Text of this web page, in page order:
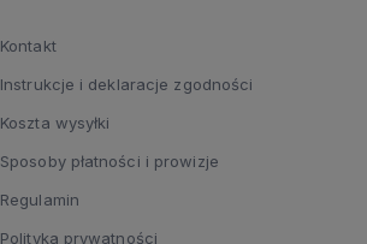
Kontakt
Instrukcje i deklaracje zgodności
Koszta wysyłki
Sposoby płatności i prowizje
Regulamin
Polityka prywatności